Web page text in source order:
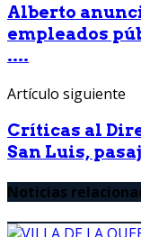
Alberto
empleados
....
Artículo siguiente
Críticas al
San Luis,
Noticias